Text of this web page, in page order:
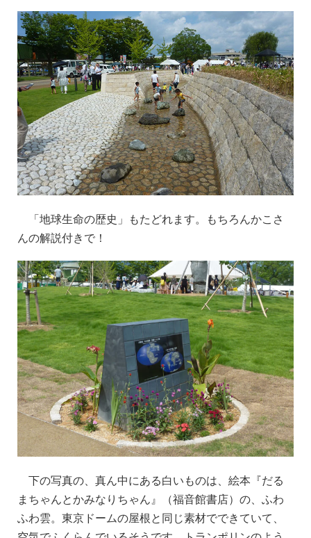
「地球生命の歴史」もたどれます。もちろんかこさ
んの解説付きで！
下の写真の、真ん中にある白いものは、絵本『だる
まちゃんとかみなりちゃん』（福音館書店）の、ふわ
ふわ雲。 東京ドームの屋根と同じ素材でできていて、